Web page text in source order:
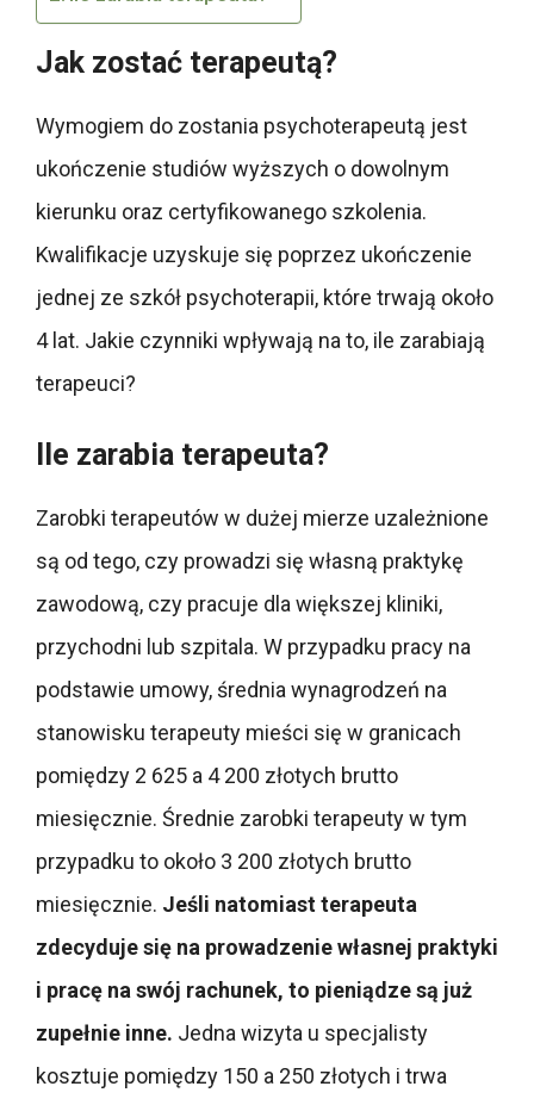
Jak zostać terapeutą?
Wymogiem do zostania psychoterapeutą jest
ukończenie studiów wyższych o dowolnym
kierunku oraz certyfikowanego szkolenia.
Kwalifikacje uzyskuje się poprzez ukończenie
jednej ze szkół psychoterapii, które trwają około
4 lat. Jakie czynniki wpływają na to, ile zarabiają
terapeuci?
Ile zarabia terapeuta?
Zarobki terapeutów w dużej mierze uzależnione
są od tego, czy prowadzi się własną praktykę
zawodową, czy pracuje dla większej kliniki,
przychodni lub szpitala. W przypadku pracy na
podstawie umowy, średnia wynagrodzeń na
stanowisku terapeuty mieści się w granicach
pomiędzy 2 625 a 4 200 złotych brutto
miesięcznie. Średnie zarobki terapeuty w tym
przypadku to około 3 200 złotych brutto
miesięcznie. Jeśli natomiast terapeuta
zdecyduje się na prowadzenie własnej praktyki
i pracę na swój rachunek, to pieniądze są już
zupełnie inne. Jedna wizyta u specjalisty
kosztuje pomiędzy 150 a 250 złotych i trwa